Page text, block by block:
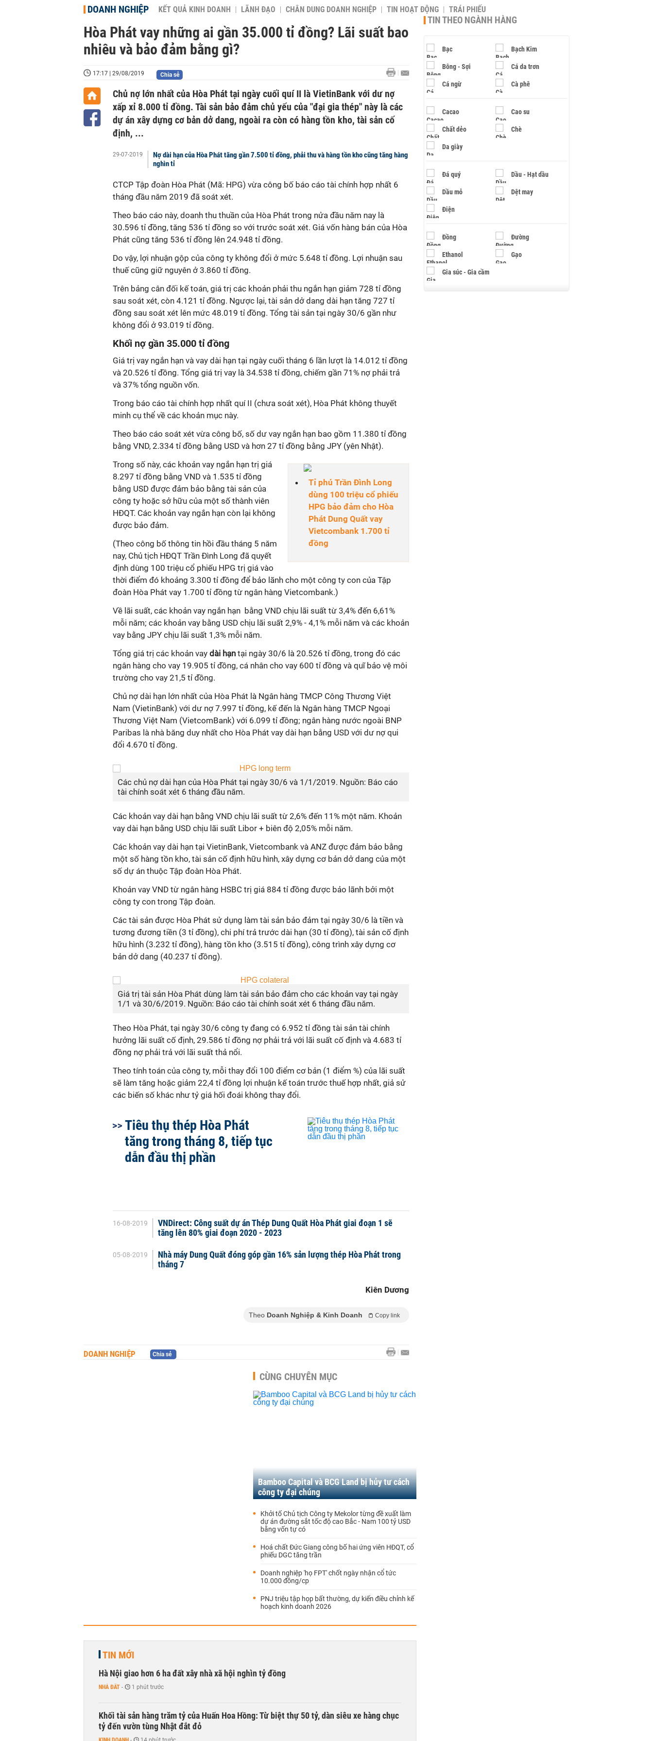
DOANH NGHIỆP KẾT QUẢ KINH DOANH LÃNH ĐẠO CHÂN DUNG DOANH NGHIỆP TIN HOẠT ĐỘNG TRÁI PHIẾU
Hòa Phát vay những ai gần 35.000 tỉ đồng? Lãi suất bao
nhiêu và bảo đảm bằng gì?
17:17 | 29/08/2019 Chia sẻ
Chủ nợ lớn nhất của Hòa Phát tại ngày cuối quí II là VietinBank với dư nợ
xấp xỉ 8.000 tỉ đồng. Tài sản bảo đảm chủ yếu của "đại gia thép" này là các
dự án xây dựng cơ bản dở dang, ngoài ra còn có hàng tồn kho, tài sản cố
định, ...
29-07-2019
Nợ dài hạn của Hòa Phát tăng gần 7.500 tỉ đồng, phải thu và hàng tồn kho cũng tăng hàng
nghìn tỉ
CTCP Tập đoàn Hòa Phát (Mã: HPG) vừa công bố báo cáo tài chính hợp nhất 6
tháng đầu năm 2019 đã soát xét.
Theo báo cáo này, doanh thu thuần của Hòa Phát trong nửa đầu năm nay là
30.596 tỉ đồng, tăng 536 tỉ đồng so với trước soát xét. Giá vốn hàng bán của Hòa
Phát cũng tăng 536 tỉ đồng lên 24.948 tỉ đồng.
Do vậy, lợi nhuận gộp của công ty không đổi ở mức 5.648 tỉ đồng. Lợi nhuận sau
thuế cũng giữ nguyên ở 3.860 tỉ đồng.
Trên bảng cân đối kế toán, giá trị các khoản phải thu ngắn hạn giảm 728 tỉ đồng
sau soát xét, còn 4.121 tỉ đồng. Ngược lại, tài sản dở dang dài hạn tăng 727 tỉ
đồng sau soát xét lên mức 48.019 tỉ đồng. Tổng tài sản tại ngày 30/6 gần như
không đổi ở 93.019 tỉ đồng.
Khối nợ gần 35.000 tỉ đồng
Giá trị vay ngắn hạn và vay dài hạn tại ngày cuối tháng 6 lần lượt là 14.012 tỉ đồng
và 20.526 tỉ đồng. Tổng giá trị vay là 34.538 tỉ đồng, chiếm gần 71% nợ phải trả
và 37% tổng nguồn vốn.
Trong báo cáo tài chính hợp nhất quí II (chưa soát xét), Hòa Phát không thuyết
minh cụ thể về các khoản mục này.
Theo báo cáo soát xét vừa công bố, số dư vay ngắn hạn bao gồm 11.380 tỉ đồng
bằng VND, 2.334 tỉ đồng bằng USD và hơn 27 tỉ đồng bằng JPY (yên Nhật).
Tỉ phú Trần Đình Long
dùng 100 triệu cổ phiếu
HPG bảo đảm cho Hòa
Phát Dung Quất vay
Vietcombank 1.700 tỉ
đồng
Trong số này, các khoản vay ngắn hạn trị giá
8.297 tỉ đồng bằng VND và 1.535 tỉ đồng
bằng USD được đảm bảo bằng tài sản của
công ty hoặc sở hữu của một số thành viên
HĐQT. Các khoản vay ngắn hạn còn lại không
được bảo đảm.
(Theo công bố thông tin hồi đầu tháng 5 năm
nay, Chủ tịch HĐQT Trần Đình Long đã quyết
định dùng 100 triệu cổ phiếu HPG trị giá vào
thời điểm đó khoảng 3.300 tỉ đồng để bảo lãnh cho một công ty con của Tập
đoàn Hòa Phát vay 1.700 tỉ đồng từ ngân hàng Vietcombank.)
Về lãi suất, các khoản vay ngắn hạn bằng VND chịu lãi suất từ 3,4% đến 6,61%
mỗi năm; các khoản vay bằng USD chịu lãi suất 2,9% - 4,1% mỗi năm và các khoản
vay bằng JPY chịu lãi suất 1,3% mỗi năm.
Tổng giá trị các khoản vay dài hạn tại ngày 30/6 là 20.526 tỉ đồng, trong đó các
ngân hàng cho vay 19.905 tỉ đồng, cá nhân cho vay 600 tỉ đồng và quĩ bảo vệ môi
trường cho vay 21,5 tỉ đồng.
Chủ nợ dài hạn lớn nhất của Hòa Phát là Ngân hàng TMCP Công Thương Việt
Nam (VietinBank) với dư nợ 7.997 tỉ đồng, kế đến là Ngân hàng TMCP Ngoại
Thương Việt Nam (VietcomBank) với 6.099 tỉ đồng; ngân hàng nước ngoài BNP
Paribas là nhà băng duy nhất cho Hòa Phát vay dài hạn bằng USD với dư nợ qui
đổi 4.670 tỉ đồng.
Các chủ nợ dài hạn của Hòa Phát tại ngày 30/6 và 1/1/2019. Nguồn: Báo cáo
tài chính soát xét 6 tháng đầu năm.
Các khoản vay dài hạn bằng VND chịu lãi suất từ 2,6% đến 11% một năm. Khoản
vay dài hạn bằng USD chịu lãi suất Libor + biên độ 2,05% mỗi năm.
Các khoản vay dài hạn tại VietinBank, Vietcombank và ANZ được đảm bảo bằng
một số hàng tồn kho, tài sản cố định hữu hình, xây dựng cơ bản dở dang của một
số dự án thuộc Tập đoàn Hòa Phát.
Khoản vay VND từ ngân hàng HSBC trị giá 884 tỉ đồng được bảo lãnh bởi một
công ty con trong Tập đoàn.
Các tài sản được Hòa Phát sử dụng làm tài sản bảo đảm tại ngày 30/6 là tiền và
tương đương tiền (3 tỉ đồng), chi phí trả trước dài hạn (30 tỉ đồng), tài sản cố định
hữu hình (3.232 tỉ đồng), hàng tồn kho (3.515 tỉ đồng), công trình xây dựng cơ
bản dở dang (40.237 tỉ đồng).
Giá trị tài sản Hòa Phát dùng làm tài sản bảo đảm cho các khoản vay tại ngày
1/1 và 30/6/2019. Nguồn: Báo cáo tài chính soát xét 6 tháng đầu năm.
Theo Hòa Phát, tại ngày 30/6 công ty đang có 6.952 tỉ đồng tài sản tài chính
hưởng lãi suất cố định, 29.586 tỉ đồng nợ phải trả với lãi suất cố định và 4.683 tỉ
đồng nợ phải trả với lãi suất thả nổi.
Theo tính toán của công ty, mỗi thay đổi 100 điểm cơ bản (1 điểm %) của lãi suất
sẽ làm tăng hoặc giảm 22,4 tỉ đồng lợi nhuận kế toán trước thuế hợp nhất, giả sử
các biến số khác như tỷ giá hối đoái không thay đổi.
Tiêu thụ thép Hòa Phát
tăng trong tháng 8, tiếp tục
dẫn đầu thị phần
16-08-2019
VNDirect: Công suất dự án Thép Dung Quất Hòa Phát giai đoạn 1 sẽ
tăng lên 80% giai đoạn 2020 - 2023
05-08-2019
Nhà máy Dung Quất đóng góp gần 16% sản lượng thép Hòa Phát trong
tháng 7
Kiên Dương
Theo Doanh Nghiệp & Kinh Doanh Copy link
DOANH NGHIỆP Chia sẻ
CÙNG CHUYÊN MỤC
Bamboo Capital và BCG Land bị hủy tư cách
công ty đại chúng
Khởi tố Chủ tịch Công ty Mekolor từng đề xuất làm
dự án đường sắt tốc độ cao Bắc - Nam 100 tỷ USD
bằng vốn tự có
Hoá chất Đức Giang công bố hai ứng viên HĐQT, cổ
phiếu DGC tăng trần
Doanh nghiệp 'họ FPT' chốt ngày nhận cổ tức
10.000 đồng/cp
PNJ triệu tập họp bất thường, dự kiến điều chỉnh kế
hoạch kinh doanh 2026
TIN MỚI
Hà Nội giao hơn 6 ha đất xây nhà xã hội nghìn tỷ đồng
NHÀ ĐẤT - 1 phút trước
Khối tài sản hàng trăm tỷ của Huấn Hoa Hồng: Từ biệt thự 50 tỷ, dàn siêu xe hàng chục
tỷ đến vườn tùng Nhật đắt đỏ
TIN THEO NGÀNH HÀNG
Bạc Bạch Kim
Bông - Sợi Cá da trơn
Cá ngừ Cà phê
Cacao Cao su
Chất dẻo Chè
Da giày
Đá quý Dầu - Hạt dầu
Dầu mỏ Dệt may
Điện
Đồng Đường
Ethanol Gạo
Gia súc - Gia cầm